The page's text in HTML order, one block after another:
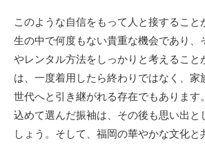
このような自信をもって人と接すること
生の中で何度もない貴重な機会であり、
やレンタル方法をしっかりと考えること
は、一度着用したら終わりではなく、家
世代へと引き継がれる存在でもあります
込めて選んだ振袖は、その後も思い出と
しょう。そして、福岡の華やかな文化と